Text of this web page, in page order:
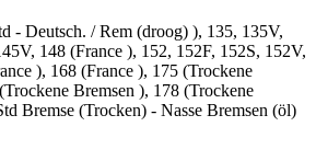
- Deutsch. / Rem (droog) ), 135, 135V,
148 (France ), 152, 152F, 152S, 152V,
), 168 (France ), 175 (Trockene
Bremsen ), 178 (Trockene
Bremse (Trocken) - Nasse Bremsen (öl)